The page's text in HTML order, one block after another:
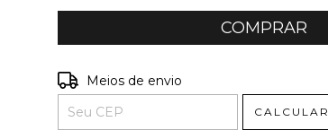
Entregas para o CEP:
Meios de envio
CALCULAR